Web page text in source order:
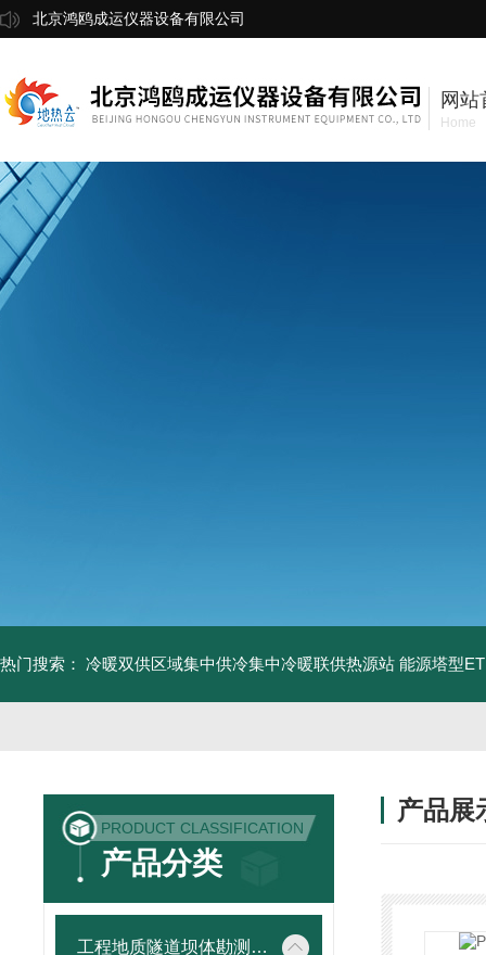
北京鸿鸥成运仪器设备有限公司
网站
Home
热门搜索： 冷暖双供区域集中供冷集中冷暖联供热源站 能源塔型
PRODUCT CLASSIFICATION
产品分类
工程地质隧道坝体勘测仪器
产品展